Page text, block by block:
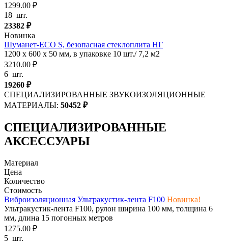
1299.00 ₽
18 шт.
23382 ₽
Новинка
Шуманет-ECO S, безопасная стеклоплита НГ
1200 х 600 х 50 мм, в упаковке 10 шт./ 7,2 м2
3210.00 ₽
6 шт.
19260 ₽
СПЕЦИАЛИЗИРОВАННЫЕ ЗВУКОИЗОЛЯЦИОННЫЕ
МАТЕРИАЛЫ: 50452 ₽
СПЕЦИАЛИЗИРОВАННЫЕ
АКСЕССУАРЫ
Материал
Цена
Количество
Стоимость
Виброизоляционная Ультракустик-лента F100 Новинка!
Ультракустик-лента F100, рулон ширина 100 мм, толщина 6
мм, длина 15 погонных метров
1275.00 ₽
5 шт.